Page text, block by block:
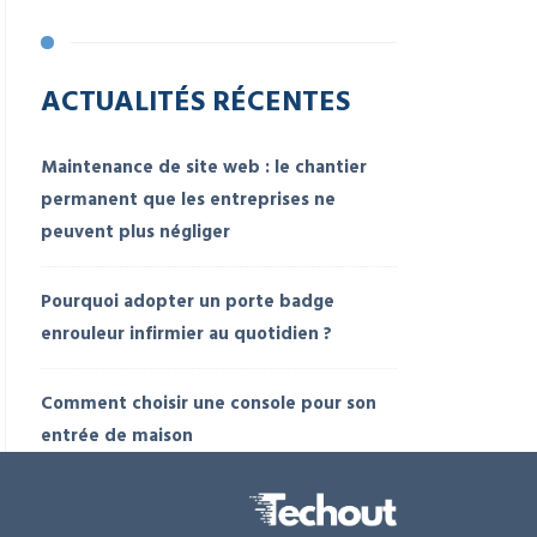
ACTUALITÉS RÉCENTES
Maintenance de site web : le chantier
permanent que les entreprises ne
peuvent plus négliger
Pourquoi adopter un porte badge
enrouleur infirmier au quotidien ?
Comment choisir une console pour son
entrée de maison